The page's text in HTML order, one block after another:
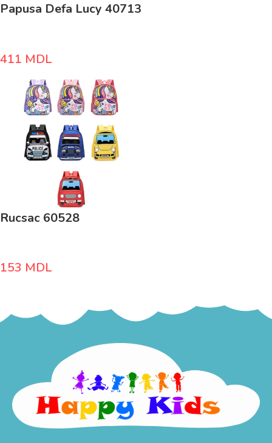
Papusa Defa Lucy 40713
411 MDL
Rucsac 60528
153 MDL